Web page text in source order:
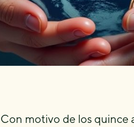
Con motivo de los quince